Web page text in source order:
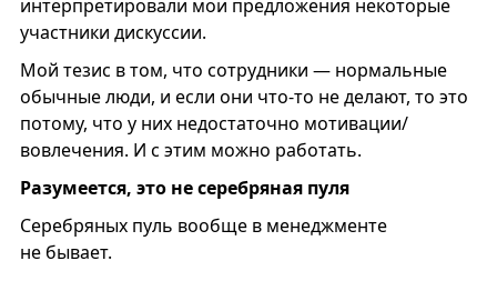
интерпретировали мои предложения некоторые
участники дискуссии.
Мой тезис в том, что сотрудники — нормальные
обычные люди, и если они что-то не делают, то это
потому, что у них недостаточно мотивации/
вовлечения. И с этим можно работать.
Разумеется, это не серебряная пуля
Серебряных пуль вообще в менеджменте
не бывает.